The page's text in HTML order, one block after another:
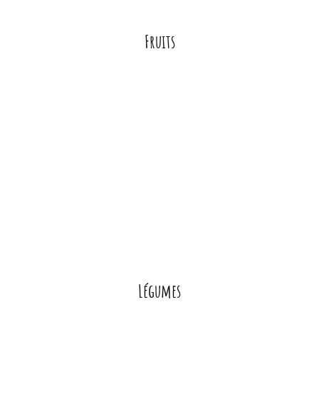
Fruits
Légumes